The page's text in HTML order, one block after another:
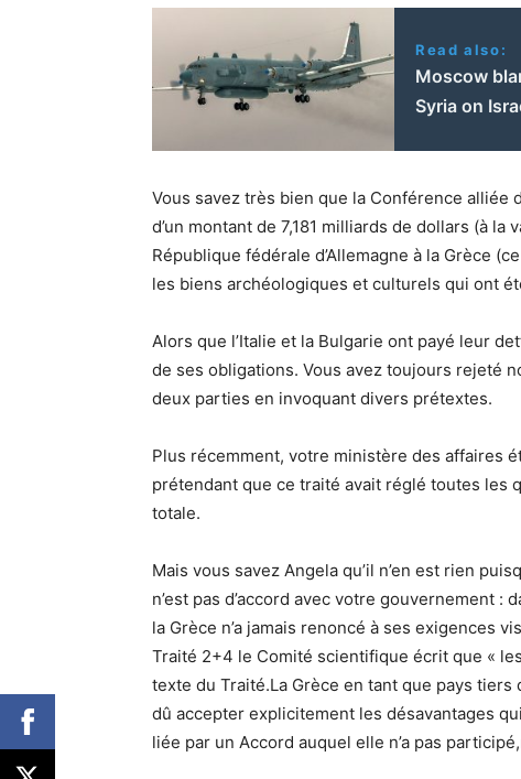
Read also:
Moscow
Syria on
Vous savez très bien que la Conférence alliée
d’un montant de 7,181 milliards de dollars (à
République fédérale d’Allemagne à la Grèce
les biens archéologiques et culturels qui ont
Alors que l’Italie et la Bulgarie ont payé leur
de ses obligations. Vous avez toujours rejeté
deux parties en invoquant divers prétextes.
Plus récemment, votre ministère des affaires
prétendant que ce traité avait réglé toutes les
totale.
Mais vous savez Angela qu’il n’en est rien
n’est pas d’accord avec votre gouvernement :
la Grèce n’a jamais renoncé à ses exigences
Traité 2+4 le Comité scientifique écrit que «
texte du Traité.La Grèce en tant que pays
dû accepter explicitement les désavantages
liée par un Accord auquel elle n’a pas